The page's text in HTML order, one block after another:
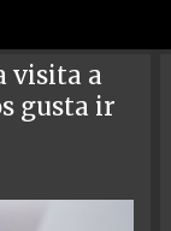
visita a
gusta ir